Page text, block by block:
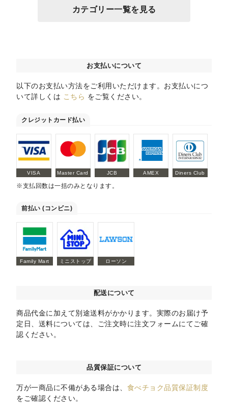
カテゴリー一覧を見る
お支払いについて
以下のお支払い方法をご利用いただけます。お支払いにつ
いて詳しくは こちら をご覧ください。
クレジットカード払い
VISA Master Card JCB AMEX Diners Club
※支払回数は一括のみとなります。
前払い (コンビニ)
Family Mart ミニストップ ローソン
配送について
商品代金に加えて別途送料がかかります。実際のお届け予
定日、送料については、ご注文時に注文フォームにてご確
認ください。
品質保証について
万が一商品に不備がある場合は、 食べチョク品質保証制度
をご確認ください。